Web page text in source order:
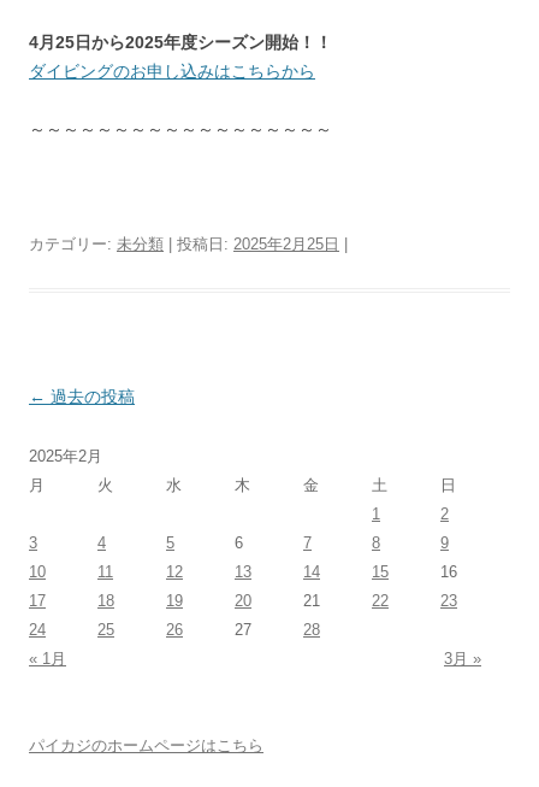
4月25日から2025年度シーズン開始！！
ダイビングのお申し込みはこちらから
～～～～～～～～～～～～～～～～～～
カテゴリー: 未分類 | 投稿日: 2025年2月25日 |
投
ナ
ビ
ー
シ
ョ
ン
← 過去の投稿
2025年2月
月
火 水 木 金 土
日
1
2
3
4 5 6 7 8
9
10
11 12 13 14 15
16
17
18 19 20 21 22
23
24
25 26 27
28
« 1月
3月 »
パイカジのホームページはこちら